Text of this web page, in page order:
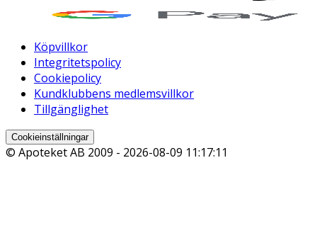
Köpvillkor
Integritetspolicy
Cookiepolicy
Kundklubbens medlemsvillkor
Tillgänglighet
Cookieinställningar
© Apoteket AB 2009 - 2026-08-09 11:17:11